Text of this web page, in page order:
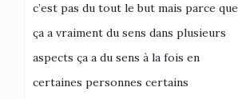
c’est pas du tout le but mais parce que
ça a vraiment du sens dans plusieurs
aspects ça a du sens à la fois en
certaines personnes certains